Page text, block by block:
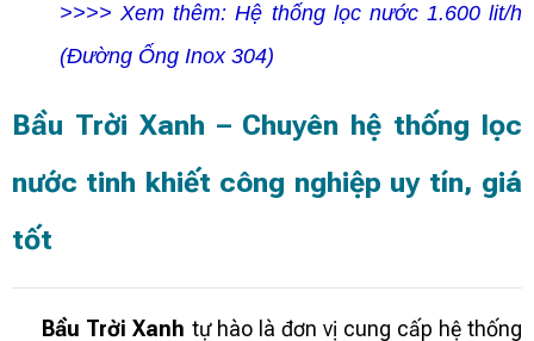
>>>> Xem thêm:Hệ thống lọc nước 1.600 lit/h
(Đường Ống Inox 304)
Bầu Trời Xanh – Chuyên hệ thống lọc
nước tinh khiết công nghiệp uy tín, giá
tốt
Bầu Trời Xanh tự hào là đơn vị cung cấp hệ thống